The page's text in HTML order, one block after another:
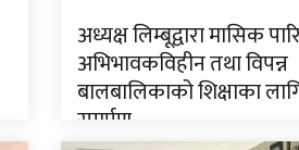
अध्यक्ष लिम्बूद्वारा मासिक
अभिभावकविहीन तथा विपन्न
बालबालिकाको शिक्षाका
समर्पण